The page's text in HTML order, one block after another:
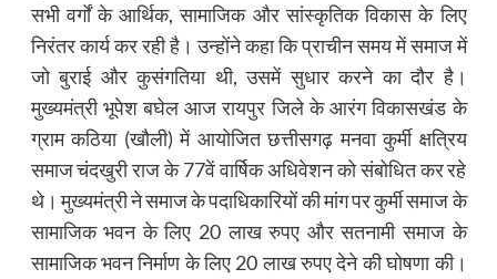
सभी वर्गों के आर्थिक, सामाजिक और सांस्कृतिक विकास के लिए
निरंतर कार्य कर रही है। उन्होंने कहा कि प्राचीन समय में समाज में
जो बुराई और कुसंगतिया थी, उसमें सुधार करने का दौर है।
मुख्यमंत्री भूपेश बघेल आज रायपुर जिले के आरंग विकासखंड के
ग्राम कठिया (खौली) में आयोजित छत्तीसगढ़ मनवा कुर्मी क्षत्रिय
समाज चंदखुरी राज के 77वें वार्षिक अधिवेशन को संबोधित कर रहे
थे। मुख्यमंत्री ने समाज के पदाधिकारियों की मांग पर कुर्मी समाज के
सामाजिक भवन के लिए 20 लाख रुपए और सतनामी समाज के
सामाजिक भवन निर्माण के लिए 20 लाख रुपए देने की घोषणा की।